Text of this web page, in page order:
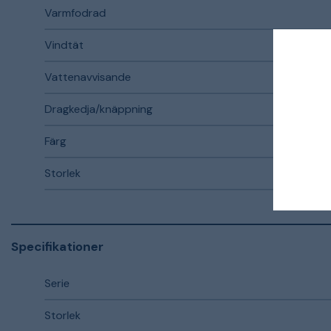
Varmfodrad
Vindtät
Vattenavvisande
Dragkedja/knäppning
Färg
Storlek
Specifikationer
Serie
Storlek